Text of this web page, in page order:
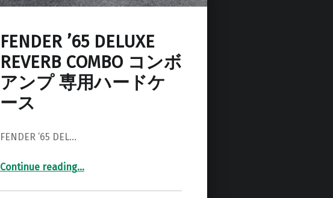
FENDER ’65 DELUXE
REVERB COMBO コンボ
アンプ 専用ハードケ
ース
FENDER ’65 DEL…
Continue reading“FENDER ’65 DELUXE REVERB COMBO コンボアンプ 専用ハードケース”
…